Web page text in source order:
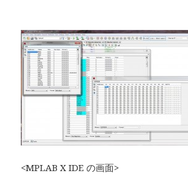
<MPLAB X IDE の画面>